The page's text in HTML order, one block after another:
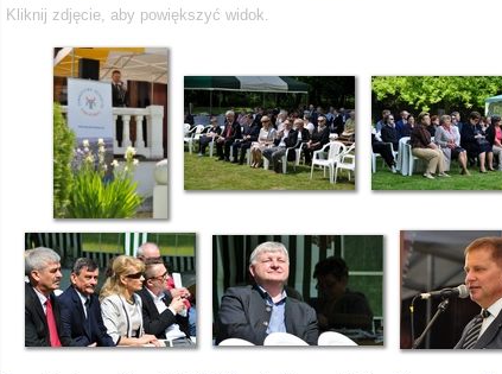
Kliknij zdjęcie, aby powiększyć widok.